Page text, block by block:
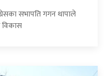
सभापति गगन थापाले
विकास